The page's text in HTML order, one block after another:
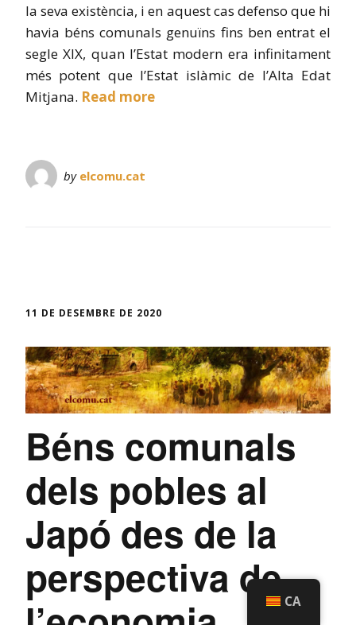
la seva existència, i en aquest cas defenso que hi
havia béns comunals genuïns fins ben entrat el
segle XIX, quan l’Estat modern era infinitament
més potent que l’Estat islàmic de l’Alta Edat
Mitjana. Read more
by elcomu.cat
11 DE DESEMBRE DE 2020
Béns comunals
dels pobles al
Japó des de la
perspectiva de CA